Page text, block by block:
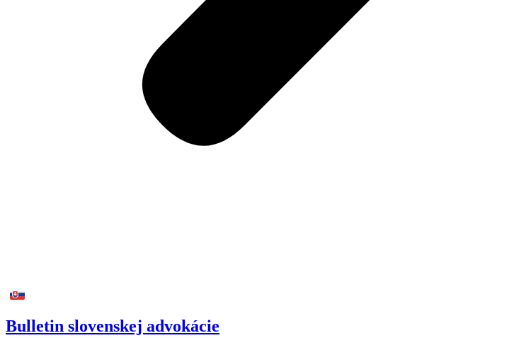
Bulletin slovenskej advokácie